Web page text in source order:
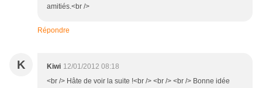
amitiés.<br />
Répondre
K Kiwi 12/01/2012 08:18
<br /> Hâte de voir la suite !<br /> <br /> <br /> Bonne idée